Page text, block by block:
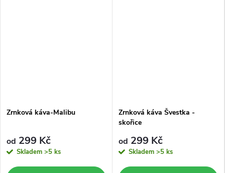
Zrnková káva-Malibu
od 299 Kč
Skladem >5 ks
Zrnková káva Švestka -
skořice
od 299 Kč
Skladem >5 ks